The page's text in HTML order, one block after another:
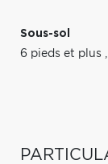
Sous-sol
6 pieds et plus